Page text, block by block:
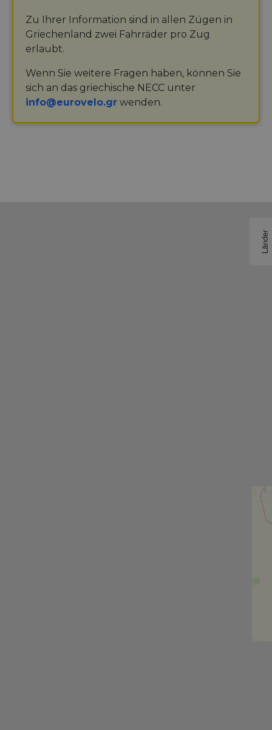
Zu Ihrer Information sind in allen Zügen in
Griechenland zwei Fahrräder pro Zug
erlaubt.
Wenn Sie weitere Fragen haben, können Sie
sich an das griechische NECC unter
info@eurovelo.gr wenden.
Länder